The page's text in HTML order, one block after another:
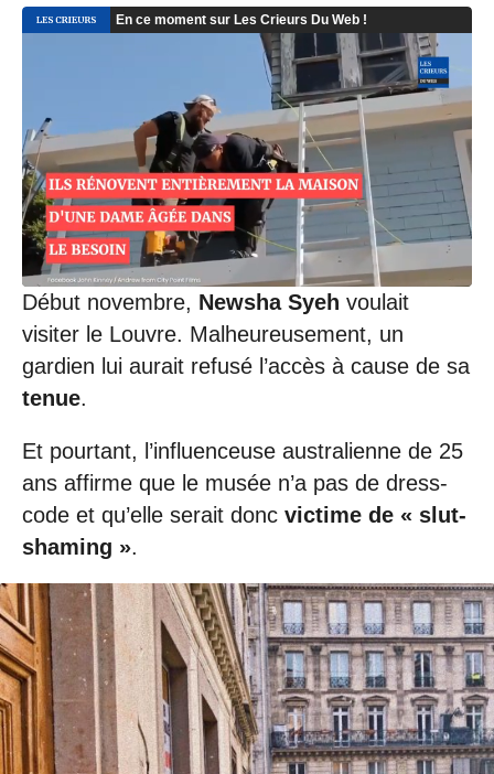
u
r
1
2
/
0
6
/
2
0
2
0
à
2
:
Début novembre, Newsha Syeh voulait
visiter le Louvre. Malheureusement, un
gardien lui aurait refusé l’accès à cause de sa
tenue.
Et pourtant, l’influenceuse australienne de 25
ans affirme que le musée n’a pas de dress-
code et qu’elle serait donc victime de « slut-
shaming ».